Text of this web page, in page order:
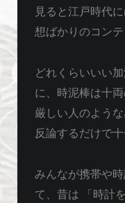
見ると江戸時代
想ばかりのコンテ
どれくらいいい
に、時泥棒は十
厳しい人のよう
反論するだけで
みんなが携帯や
て、昔は 「時計